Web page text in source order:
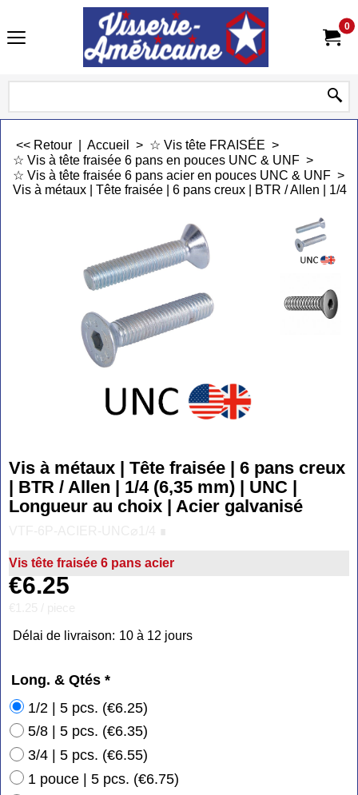
0
<< Retour Accueil > ☆ Vis tête FRAISÉE >
☆ Vis à tête fraisée 6 pans en pouces UNC & UNF >
☆ Vis à tête fraisée 6 pans acier en pouces UNC & UNF >
Vis à métaux | Tête fraisée | 6 pans creux | BTR / Allen | 1/4
Vis à métaux | Tête fraisée | 6 pans creux
| BTR / Allen | 1/4 (6,35 mm) | UNC |
Longueur au choix | Acier galvanisé
Vis tête fraisée 6 pans acier
€6.25
Délai de livraison: 10 à 12 jours
Long. & Qtés *
1/2 | 5 pcs. (€6.25)
5/8 | 5 pcs. (€6.35)
3/4 | 5 pcs. (€6.55)
1 pouce | 5 pcs. (€6.75)